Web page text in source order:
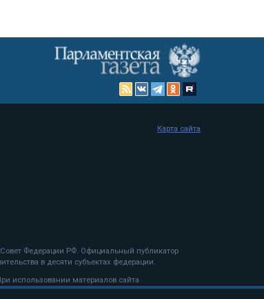
Федерации РФ. Официальный публикатор
в десяти субъектах федерации.
использовании материалов сайта
Карта сайта